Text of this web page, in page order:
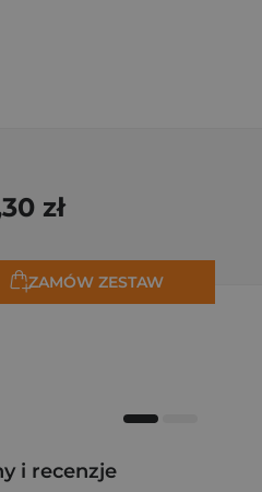
zł
ZAMÓW ZESTAW
i recenzje